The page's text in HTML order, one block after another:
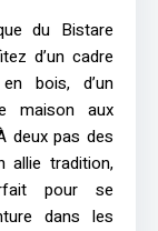
du Bistare
d’un cadre
bois, d’un
maison aux
deux pas des
allie tradition,
pour se
dans les